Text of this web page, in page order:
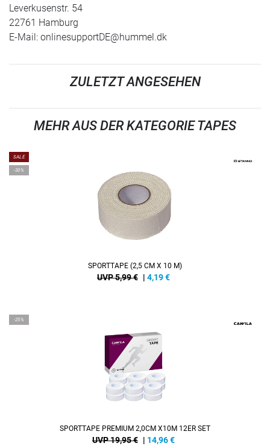
Leverkusenstr. 54
22761 Hamburg
E-Mail: onlinesupportDE@hummel.dk
ZULETZT ANGESEHEN
MEHR AUS DER KATEGORIE TAPES
SALE
-30%
SPORTTAPE (2,5 CM X 10 M)
UVP 5,99 € | 4,19€
-25%
SPORTTAPE PREMIUM 2,0CM X10M 12ER SET
UVP 19,95 € | 14,96€